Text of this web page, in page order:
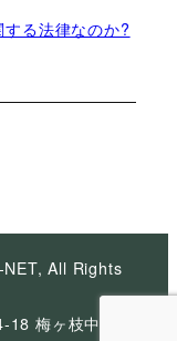
る法律なのか?
NET, All Rights
梅ヶ枝中央ビ